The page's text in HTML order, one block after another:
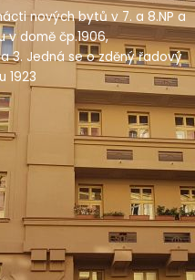
nových bytů v 7. a 8.NP a
domě čp.1906,
3. Jedná se o zděný řadový
1923